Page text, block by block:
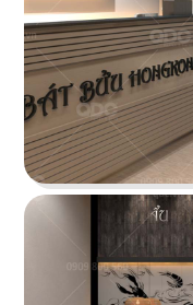
Dự án được
ngày, mang